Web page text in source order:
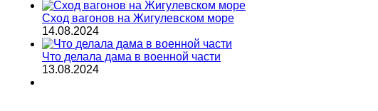
Сход вагонов на Жигулевском море
14.08.2024
Что делала дама в военной части
13.08.2024